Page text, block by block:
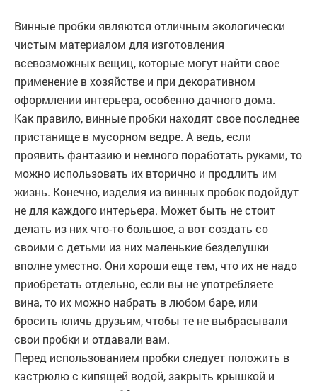
Винные пробки являются отличным экологически
чистым материалом для изготовления
всевозможных вещиц, которые могут найти свое
применение в хозяйстве и при декоративном
оформлении интерьера, особенно дачного дома.
Как правило, винные пробки находят свое последнее
пристанище в мусорном ведре. А ведь, если
проявить фантазию и немного поработать руками, то
можно использовать их вторично и продлить им
жизнь. Конечно, изделия из винных пробок подойдут
не для каждого интерьера. Может быть не стоит
делать из них что-то большое, а вот создать со
своими с детьми из них маленькие безделушки
вполне уместно. Они хороши еще тем, что их не надо
приобретать отдельно, если вы не употребляете
вина, то их можно набрать в любом баре, или
бросить кличь друзьям, чтобы те не выбрасывали
свои пробки и отдавали вам.
Перед использованием пробки следует положить в
кастрюлю с кипящей водой, закрыть крышкой и